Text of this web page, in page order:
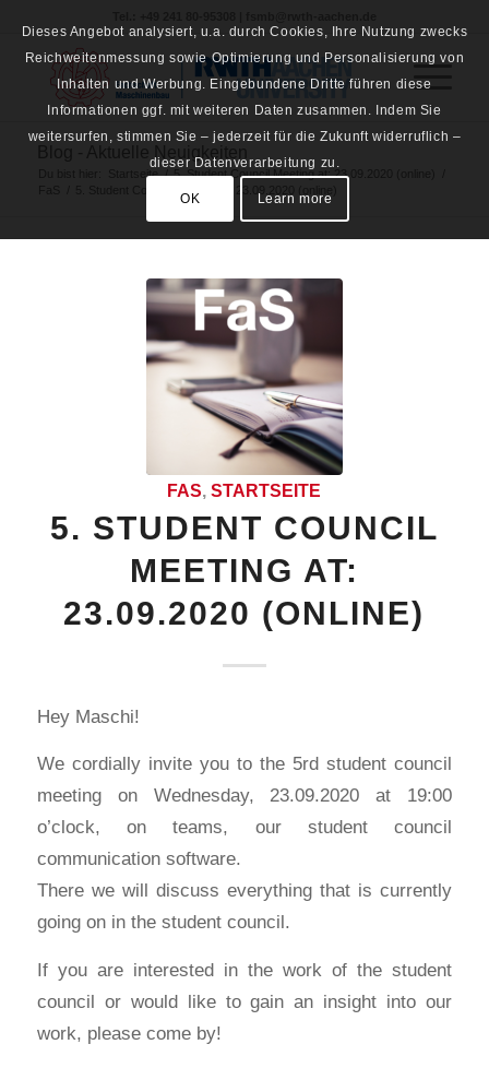
Startseite / 5. Student Council Meeting at: 23.09.2020 (online)
FAS,STARTSEITE
5. STUDENT COUNCIL
MEETING AT:
23.09.2020 (ONLINE)
Hey Maschi!
We cordially invite you to the 5rd student council
meeting on Wednesday, 23.09.2020 at 19:00
o’clock, on teams, our student council
communication software.
There we will discuss everything that is currently
going on in the student council.
If you are interested in the work of the student
council or would like to gain an insight into our
work, please come by!
Dieses Angebot analysiert, u.a. durch Cookies, Ihre Nutzung zwecks
Reichweitenmessung sowie Optimierung und Personalisierung von
Inhalten und Werbung. Eingebundene Dritte führen diese
Informationen ggf. mit weiteren Daten zusammen. Indem Sie
weitersurfen, stimmen Sie – jederzeit für die Zukunft widerruflich –
dieser Datenverarbeitung zu.
OK Learn more